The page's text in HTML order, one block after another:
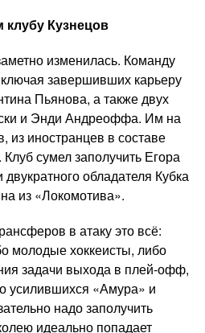
Кузнецов
изменилась. Команду
завершивших карьеру
Пьянова, а также двух
и Энди Андреоффа. Им на
из иностранцев в составе
сумел заполучить Егора
обладателя Кубка
из «Локомотива».
в атаку это всё:
молодые хоккеисты, либо
задачи выхода в плей-офф,
усилившихся «Амура» и
надо заполучить
идеально попадает